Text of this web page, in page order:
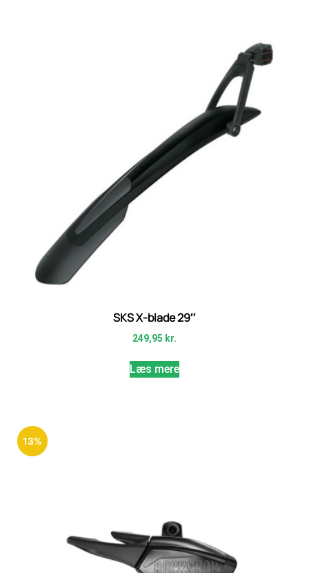
SKS X-blade 29″
249,95 kr.
Læs mere
13%